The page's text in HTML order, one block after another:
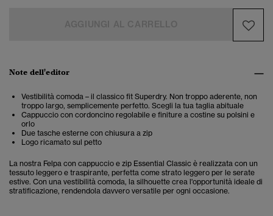
Note dell'editor
Vestibilità comoda – il classico fit Superdry. Non troppo aderente, non
troppo largo, semplicemente perfetto. Scegli la tua taglia abituale
Cappuccio con cordoncino regolabile e finiture a costine su polsini e
orlo
Due tasche esterne con chiusura a zip
Logo ricamato sul petto
La nostra Felpa con cappuccio e zip Essential Classic è realizzata con un
tessuto leggero e traspirante, perfetta come strato leggero per le serate
estive. Con una vestibilità comoda, la silhouette crea l'opportunità ideale di
stratificazione, rendendola davvero versatile per ogni occasione.